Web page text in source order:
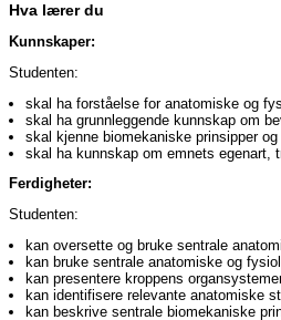
Hva lærer du
Kunnskaper:
Studenten:
skal ha forståelse for anatomiske og
skal ha grunnleggende kunnskap om
skal kjenne biomekaniske prinsipper
skal ha kunnskap om emnets egenart,
Ferdigheter:
Studenten:
kan oversette og bruke sentrale
kan bruke sentrale anatomiske og
kan presentere kroppens
kan identifisere relevante anatomiske
kan beskrive sentrale biomekaniske